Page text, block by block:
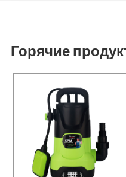
Горячие